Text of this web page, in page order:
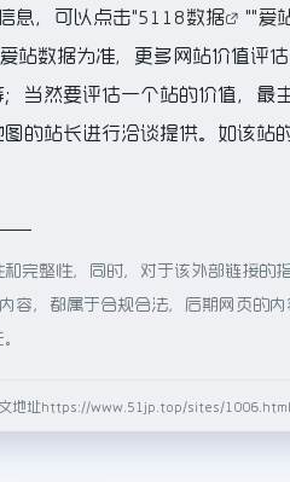
息，可以点击"5118数据 ""爱
站数据为准，更多网站价值评
当然要评估一个站的价值，最
的站长进行洽谈提供。如该站
完整性，同时，对于该外部链接的
容，都属于合规合法，后期网页的
地址https://www.51jp.top/sites/